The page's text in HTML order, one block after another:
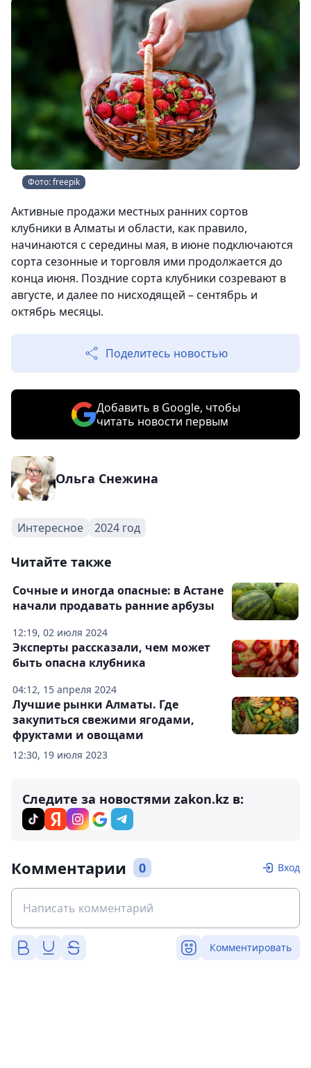
Фото: freepik
Активные продажи местных ранних сортов
клубники в Алматы и области, как правило,
начинаются с середины мая, в июне подключаются
сорта сезонные и торговля ими продолжается до
конца июня. Поздние сорта клубники созревают в
августе, и далее по нисходящей – сентябрь и
октябрь месяцы.
Поделитесь новостью
Добавить в Google, чтобы
читать новости первым
Ольга Снежина
Интересное 2024 год
Читайте также
12:19, 02 июля 2024
Сочные и иногда опасные: в Астане
начали продавать ранние арбузы
04:12, 15 апреля 2024
Эксперты рассказали, чем может
быть опасна клубника
12:30, 19 июля 2023
Лучшие рынки Алматы. Где
закупиться свежими ягодами,
фруктами и овощами
Следите за новостями zakon.kz в:
Комментарии 0 Вход
Комментировать